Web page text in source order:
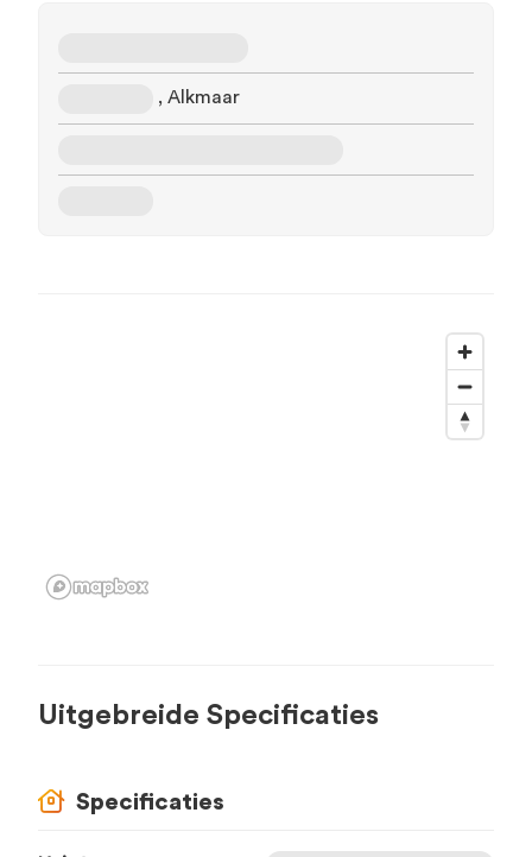
, Alkmaar
Uitgebreide Specificaties
Specificaties